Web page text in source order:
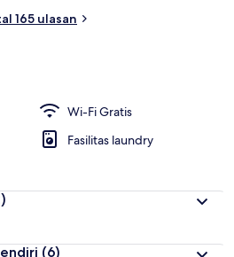
Bagian depan properti
165 ulasan
Wi-Fi Gratis
Fasilitas laundry
(6)